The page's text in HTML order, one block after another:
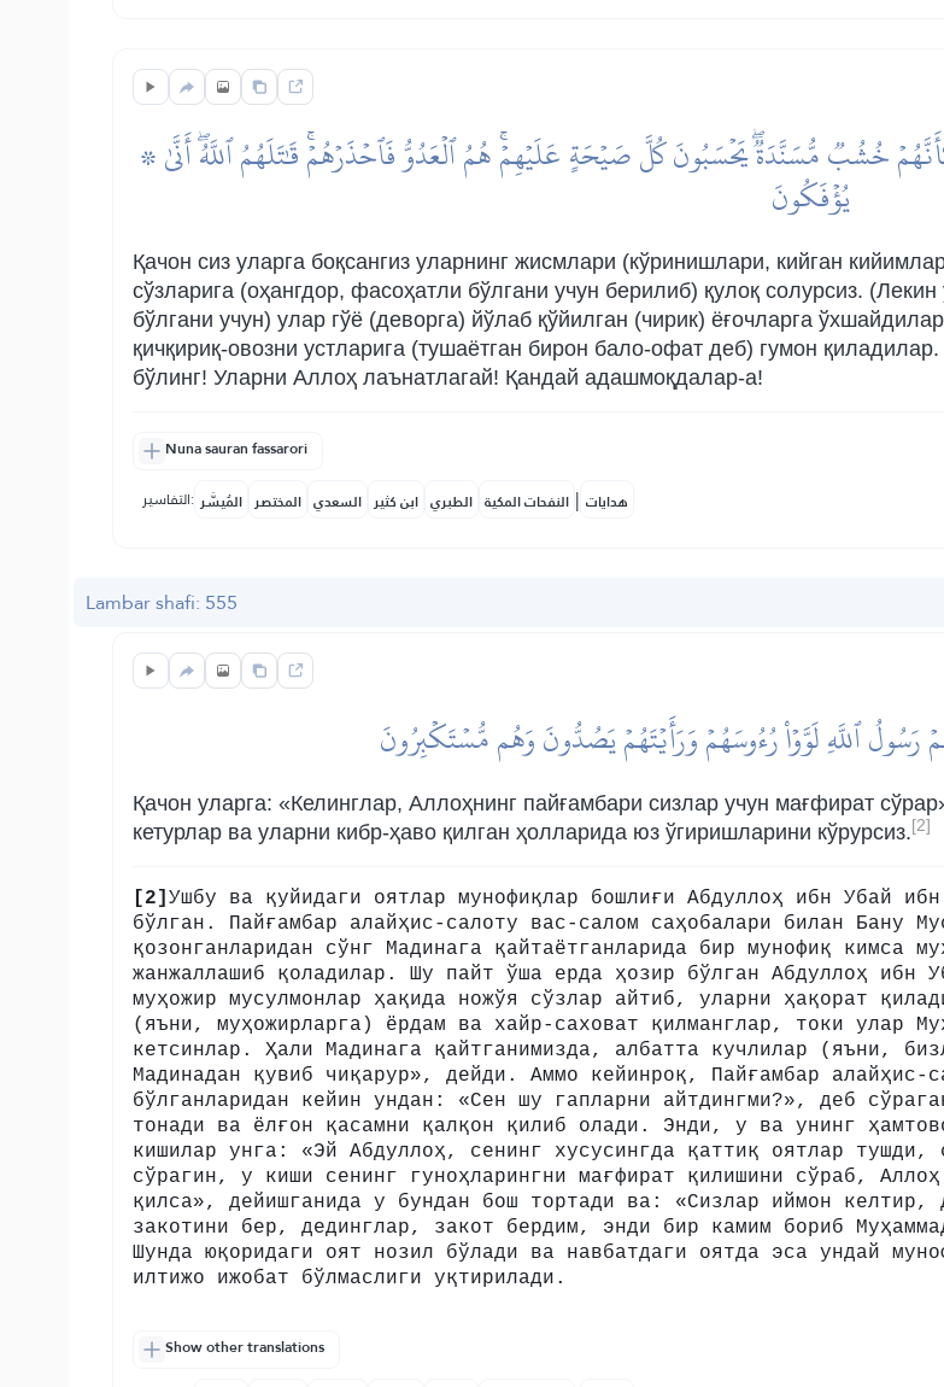
۞ وَإِذَا رَأَيۡتَهُمۡ تُعۡجِبُكَ أَجۡسَامُهُمۡۖ وَإِن يَقُولُواْ تَسۡمَعۡ لِقَوۡلِهِمۡۖ كَأَنَّهُمۡ خُشُبٞ مُّسَنَّدَةٞۖ يَحۡسَبُونَ كُلَّ صَيۡحَةٍ عَلَيۡهِمۡۚ هُمُ ٱلۡعَدُوُّ فَٱحۡذَرۡهُمۡۚ قَٰتَلَهُمُ ٱللَّهُۖ أَنَّىٰ
يُؤۡفَكُونَ
Қачон сиз уларга боқсангиз уларнинг жисмлари (кўринишлари, кийган
сўзларига (оҳангдор, фасоҳатли бўлгани учун берилиб) қулоқ солурсиз.
бўлгани учун) улар гўё (деворга) йўлаб қўйилган (чирик) ёғочларга
қичқириқ-овозни устларига (тушаётган бирон бало-офат деб) гумон
бўлинг! Уларни Аллоҳ лаънатлагай! Қандай адашмоқдалар-а!
Nuna sauran fassarori
التفاسير: المُيسَّر المختصر السعدي ابن كثير الطبري النفحات المكية | هدايات
Lambar shafi: 555
رَسُولُ ٱللَّهِ لَوَّوۡاْ رُءُوسَهُمۡ وَرَأَيۡتَهُمۡ يَصُدُّونَ وَهُم مُّسۡتَكۡبِرُونَ
Қачон уларга: «Келинглар, Аллоҳнинг пайғамбари сизлар учун мағфират
кетурлар ва уларни кибр-ҳаво қилган ҳолларида юз ўгиришларини кўрурсиз. [2]
[2] Ушбу ва қуйидаги оятлар мунофиқлар бошлиғи Абдуллоҳ ибн Убай
бўлган. Пайғамбар алайҳис-салоту вас-салом саҳобалари билан Бану
қозонганларидан сўнг Мадинага қайтаётганларида бир мунофиқ кимса
жанжаллашиб қоладилар. Шу пайт ўша ерда ҳозир бўлган Абдуллоҳ ибн
муҳожир мусулмонлар ҳақида ножўя сўзлар айтиб, уларни ҳақорат
(яъни, муҳожирларга) ёрдам ва хайр-саховат қилманглар, токи улар
кетсинлар. Ҳали Мадинага қайтганимизда, албатта кучлилар (яъни,
Мадинадан қувиб чиқарур», дейди. Аммо кейинроқ, Пайғамбар алайҳис-
бўлганларидан кейин ундан: «Сен шу гапларни айтдингми?», деб
тонади ва ёлғон қасамни қалқон қилиб олади. Энди, у ва унинг
кишилар унга: «Эй Абдуллоҳ, сенинг хусусингда қаттиқ оятлар тушди,
сўрагин, у киши сенинг гуноҳларингни мағфират қилишини сўраб,
қилса», дейишганида у бундан бош тортади ва: «Сизлар иймон келтир,
закотини бер, дединглар, закот бердим, энди бир камим бориб
Шунда юқоридаги оят нозил бўлади ва навбатдаги оятда эса ундай
илтижо ижобат бўлмаслиги уқтирилади.
Show other translations